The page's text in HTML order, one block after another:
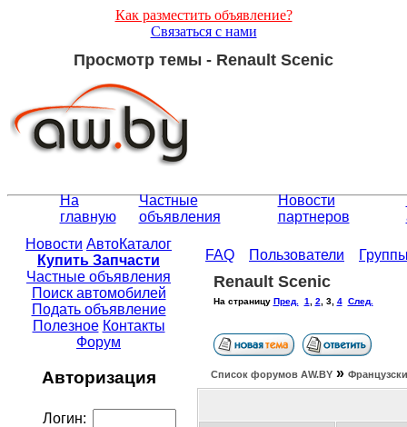
Как разместить объявление?
Связаться с нами
Просмотр темы - Renault Scenic
На
главную
Частные
объявления
Новости
партнеров
Новости АвтоКаталог
Купить Запчасти
Частные объявления
Поиск автомобилей
Подать объявление
Полезное Контакты
Форум
Авторизация
Логин:
FAQ Пользователи
Renault Scenic
На страницу Пред. 1 2 3, 4 След.
Список форумов АW.BY »